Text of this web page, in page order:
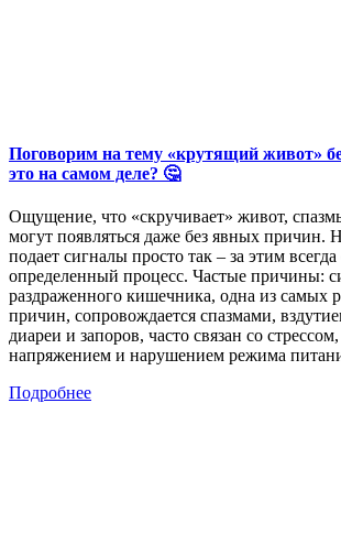
Поговорим на тему «крутящий живот»
это на самом деле? 🤔
Ощущение, что «скручивает» живот,
могут появляться даже без явных причин.
подает сигналы просто так – за этим всегда
определенный процесс. Частые причины:
раздраженного кишечника, одна из самых
причин, сопровождается спазмами,
диареи и запоров, часто связан со
напряжением и нарушением режима
Подробнее